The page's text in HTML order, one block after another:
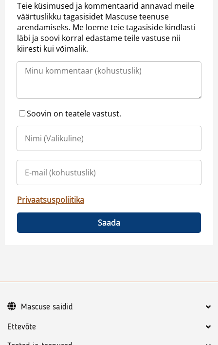
Teie küsimused ja kommentaarid annavad meile
väärtuslikku tagasisidet Mascuse teenuse
arendamiseks. Me loeme teie tagasiside kindlasti
läbi ja soovi korral edastame teile vastuse nii
kiiresti kui võimalik.
Soovin on teatele vastust.
Privaatsuspoliitika
Saada
Ettevõte
Mascuse saidid